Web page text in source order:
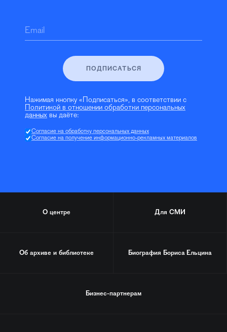
Email
ПОДПИСАТЬСЯ
Нажимая кнопку «Подписаться», в соответствии с
Политикой в отношении обработки персональных
данных вы даёте:
Согласие на обработку персональных данных
Согласие на получение информационно-рекламных материалов
О центре Для СМИ
Об архиве и библиотеке Биография Бориса Ельцина
Бизнес-партнерам